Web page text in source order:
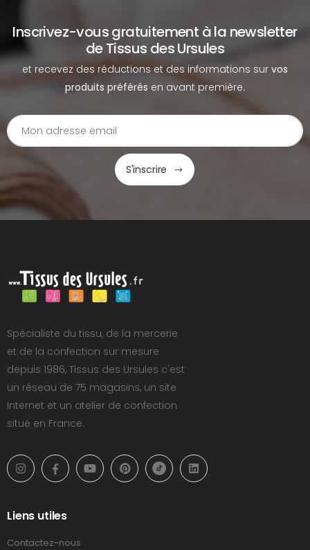
Inscrivez-vous gratuitement à la newsletter
de Tissus des Ursules
et recevez des réductions et des informations sur vos
produits préférés en avant première.
S'inscrire
Spécialiste du tissu, de la mercerie
et de la confection sur mesure
depuis 1986, Tissus des Ursules c'est
un réseau de 75 magasins, un site
Internet et un atelier de confection
situé en France.
Liens utiles
Contactez-nous